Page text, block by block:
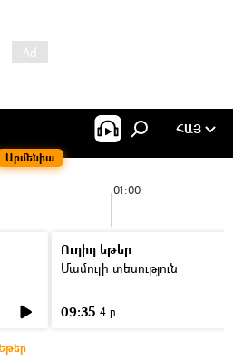
Արմենիա
ՀԱՅ
01:00
Ուղիղ եթեր
Մամուլի տեսություն
09:35 4 ր